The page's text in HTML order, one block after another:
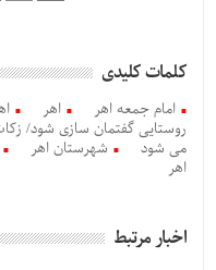
کلمات کلیدی
امام جمعه اهر اهر
روستایی گفتمان سازی شود/
می شود
شهرستان اهر
اهر
اخبار مرتبط